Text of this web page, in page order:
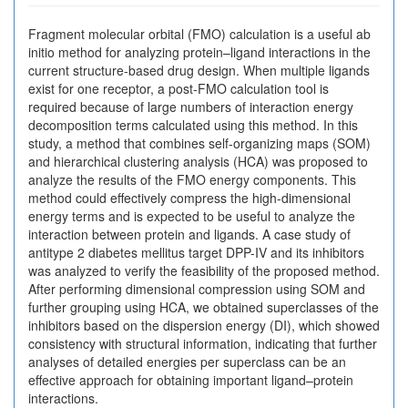
Fragment molecular orbital (FMO) calculation is a useful ab
initio method for analyzing protein–ligand interactions in the
current structure-based drug design. When multiple ligands
exist for one receptor, a post-FMO calculation tool is
required because of large numbers of interaction energy
decomposition terms calculated using this method. In this
study, a method that combines self-organizing maps (SOM)
and hierarchical clustering analysis (HCA) was proposed to
analyze the results of the FMO energy components. This
method could effectively compress the high-dimensional
energy terms and is expected to be useful to analyze the
interaction between protein and ligands. A case study of
antitype 2 diabetes mellitus target DPP-IV and its inhibitors
was analyzed to verify the feasibility of the proposed method.
After performing dimensional compression using SOM and
further grouping using HCA, we obtained superclasses of the
inhibitors based on the dispersion energy (DI), which showed
consistency with structural information, indicating that further
analyses of detailed energies per superclass can be an
effective approach for obtaining important ligand–protein
interactions.